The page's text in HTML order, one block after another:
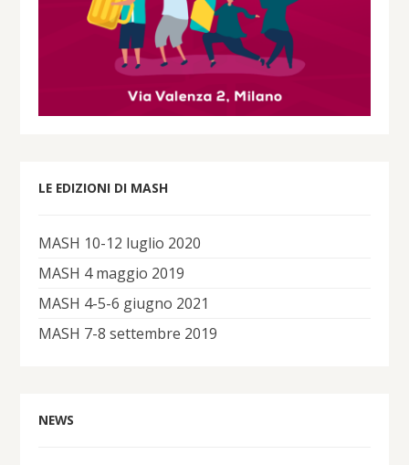
LE EDIZIONI DI MASH
MASH 10-12 luglio 2020
MASH 4 maggio 2019
MASH 4-5-6 giugno 2021
MASH 7-8 settembre 2019
NEWS